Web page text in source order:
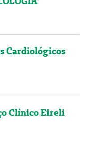
Cardiológicos
Clínico Eireli